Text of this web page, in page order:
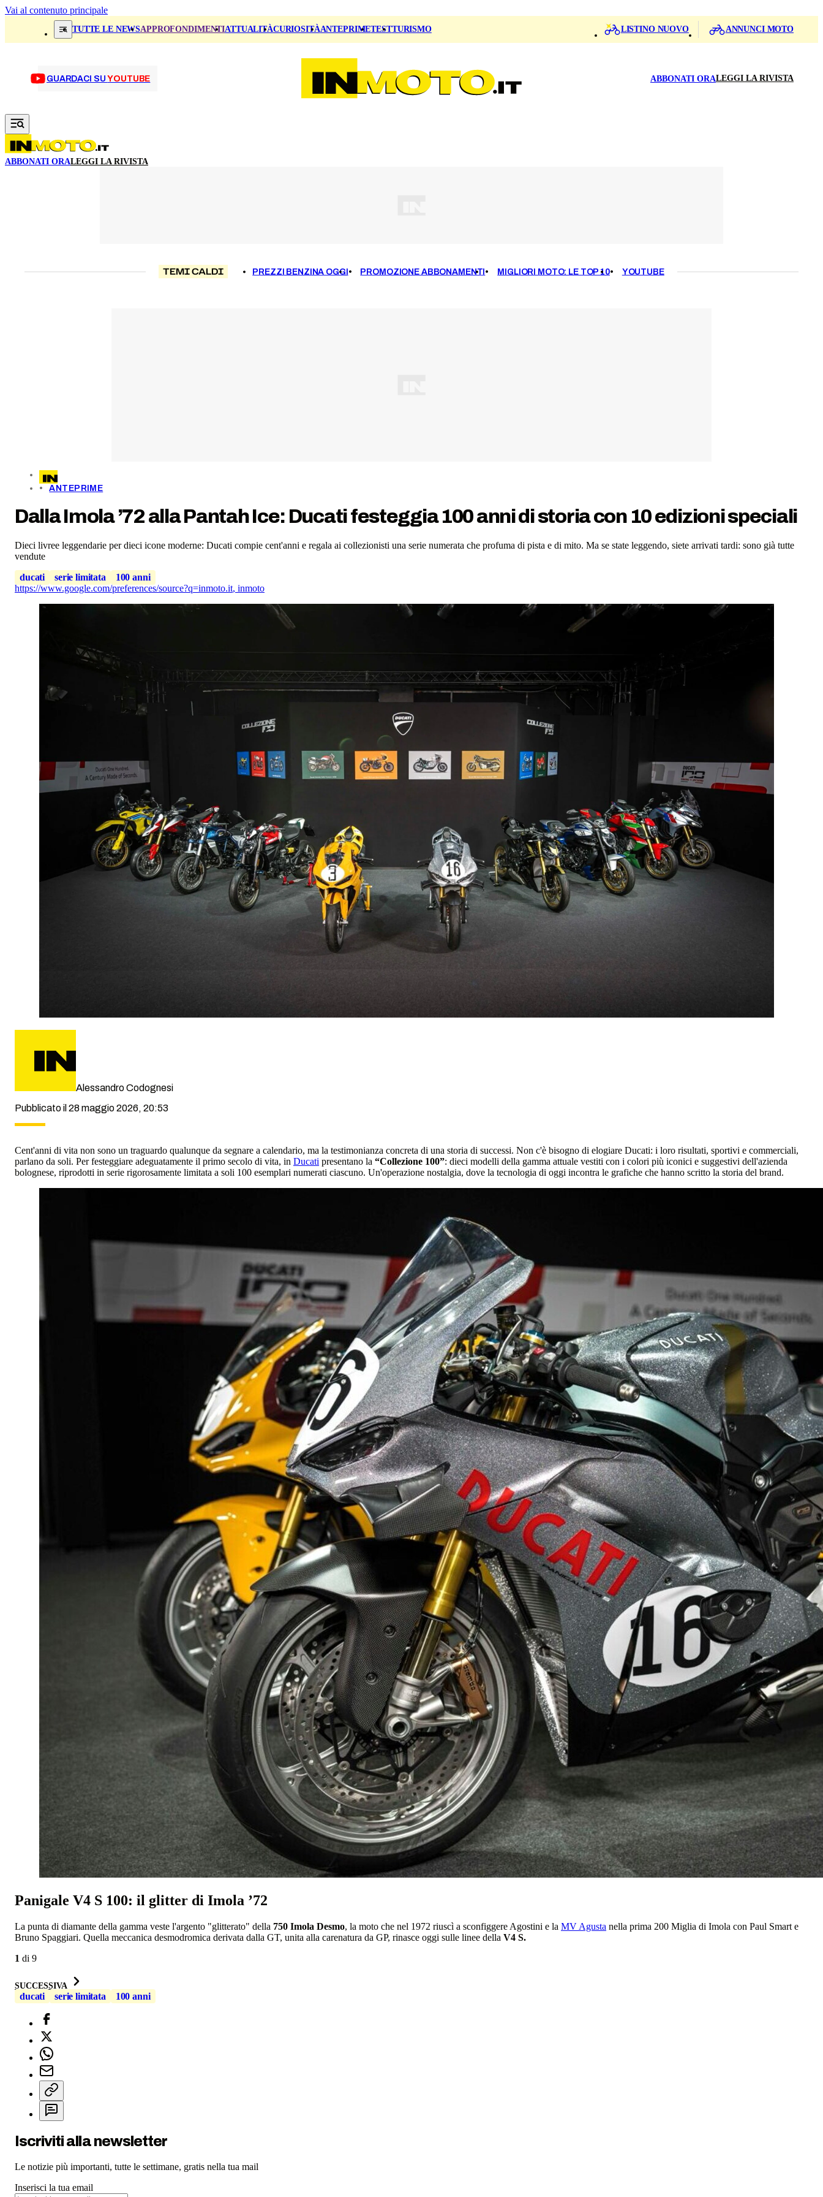
Vai al contenuto principale
TUTTE LE NEWSAPPROFONDIMENTIATTUALITÀCURIOSITÀANTEPRIMETESTTURISMO LISTINO NUOVO ANNUNCI MOTO
GUARDACI SUYOUTUBE ABBONATI ORALEGGI LA RIVISTA
ABBONATI ORALEGGI LA RIVISTA
TEMI CALDI PREZZI BENZINA OGGI PROMOZIONE ABBONAMENTI MIGLIORI MOTO: LE TOP 10 YOUTUBE
ANTEPRIME
Dalla Imola ’72 alla Pantah Ice: Ducati festeggia 100 anni di storia con 10 edizioni speciali
Dieci livree leggendarie per dieci icone moderne: Ducati compie cent'anni e regala ai collezionisti una serie numerata che profuma di pista e di mito. Ma se state leggendo, siete arrivati tardi: sono già tutte
vendute
ducati
serie limitata
100 anni
https://www.google.com/preferences/source?q=inmoto.it, inmoto
Alessandro Codognesi
Pubblicato il 28 maggio 2026, 20:53
Cent'anni di vita non sono un traguardo qualunque da segnare a calendario, ma la testimonianza concreta di una storia di successi. Non c'è bisogno di elogiare Ducati: i loro risultati, sportivi e commerciali,
parlano da soli. Per festeggiare adeguatamente il primo secolo di vita, in Ducati presentano la “Collezione 100”: dieci modelli della gamma attuale vestiti con i colori più iconici e suggestivi dell'azienda
bolognese, riprodotti in serie rigorosamente limitata a soli 100 esemplari numerati ciascuno. Un'operazione nostalgia, dove la tecnologia di oggi incontra le grafiche che hanno scritto la storia del brand.
Panigale V4 S 100: il glitter di Imola ’72
La punta di diamante della gamma veste l'argento "glitterato" della 750 Imola Desmo, la moto che nel 1972 riuscì a sconfiggere Agostini e la MV Agusta nella prima 200 Miglia di Imola con Paul Smart e
Bruno Spaggiari. Quella meccanica desmodromica derivata dalla GT, unita alla carenatura da GP, rinasce oggi sulle linee della V4 S.
1 di 9
SUCCESSIVA
ducati serie limitata 100 anni
Iscriviti alla newsletter
Le notizie più importanti, tutte le settimane, gratis nella tua mail
Inserisci la tua email